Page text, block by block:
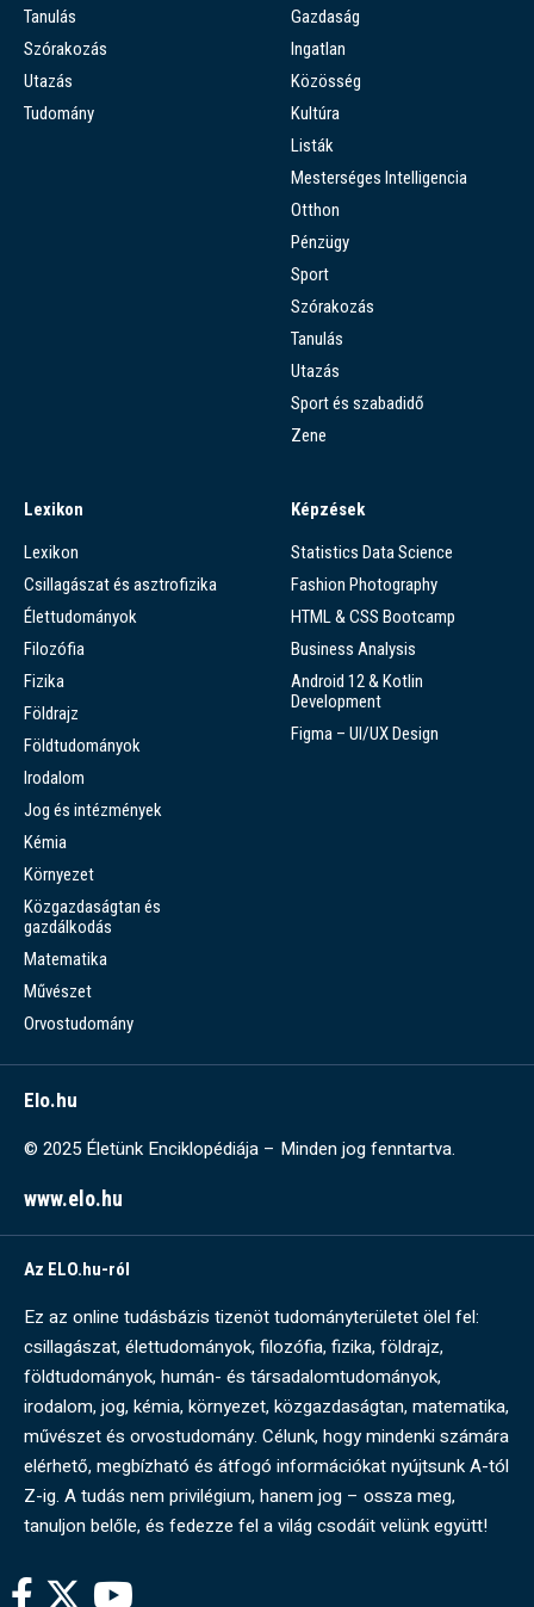
Tanulás
Szórakozás
Utazás
Tudomány
Gazdaság
Ingatlan
Közösség
Kultúra
Listák
Mesterséges Intelligencia
Otthon
Pénzügy
Sport
Szórakozás
Tanulás
Utazás
Sport és szabadidő
Zene
Lexikon
Lexikon
Csillagászat és asztrofizika
Élettudományok
Filozófia
Fizika
Földrajz
Földtudományok
Irodalom
Jog és intézmények
Kémia
Környezet
Közgazdaságtan és
gazdálkodás
Matematika
Művészet
Orvostudomány
Képzések
Statistics Data Science
Fashion Photography
HTML & CSS Bootcamp
Business Analysis
Android 12 & Kotlin
Development
Figma – UI/UX Design
Elo.hu
© 2025 Életünk Enciklopédiája – Minden jog fenntartva.
www.elo.hu
Az ELO.hu-ról
Ez az online tudásbázis tizenöt tudományterületet ölel fel:
csillagászat, élettudományok, filozófia, fizika, földrajz,
földtudományok, humán- és társadalomtudományok,
irodalom, jog, kémia, környezet, közgazdaságtan, matematika,
művészet és orvostudomány. Célunk, hogy mindenki számára
elérhető, megbízható és átfogó információkat nyújtsunk A-tól
Z-ig. A tudás nem privilégium, hanem jog – ossza meg,
tanuljon belőle, és fedezze fel a világ csodáit velünk együtt!